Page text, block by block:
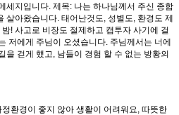
세지입니다. 제목: 나는 하나님께서 주신 종합
살아왔습니다. 태어난것도, 성별도, 환경도 제
! 사고로 비장도 절제하고 캡투자 사기에 걸
저에게 주님이 오셨습니다. 주님께서는 너에
을 걷게 했고, 남들이 경험 할 수 없는 방황의
환경이 좋지 않아 생활이 어려워요, 따뜻한